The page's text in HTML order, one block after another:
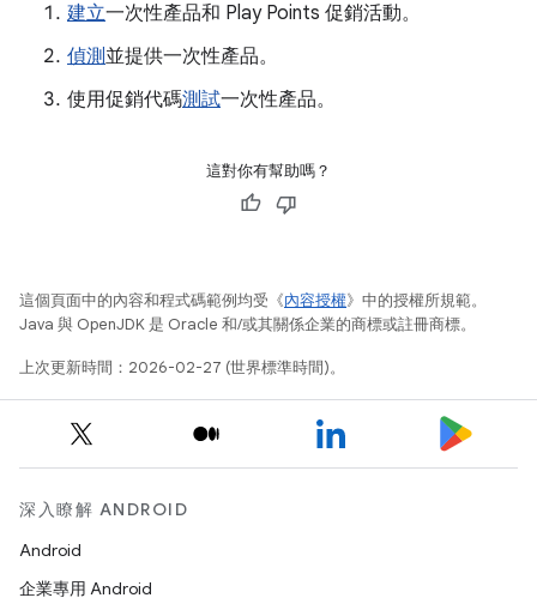
建立一次性產品和 Play Points 促銷活動。
偵測並提供一次性產品。
使用促銷代碼測試一次性產品。
這對你有幫助嗎？
這個頁面中的內容和程式碼範例均受《內容授權》中的授權所規範。
Java 與 OpenJDK 是 Oracle 和/或其關係企業的商標或註冊商標。
上次更新時間：2026-02-27 (世界標準時間)。
深入瞭解 ANDROID
Android
企業專用 Android